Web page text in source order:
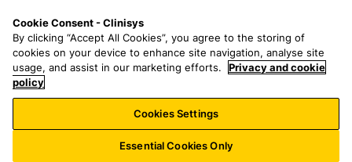
a
r
h
f
o
n
u
Cookie Consent - Clinisys
By clicking “Accept All Cookies”, you agree to the storing of
cookies on your device to enhance site navigation, analyse site
usage, and assist in our marketing efforts.
Privacy and cookie
policy
Cookies Settings
Essential Cookies Only